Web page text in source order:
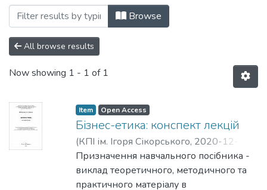
Browsing Навчально-методичні
Browse
All browse results
Now showing 1 - 1 of 1
Item Open Access
Бізнес-етика: конспект лекцій
(КПІ ім. Ігоря Сікорського, 2020-12-15
Дученко, Марина Михайлівна;Шевчук,
Олена Анатоліївна
Призначення навчального посібника -
виклад теоретичного, методичного та
практичного матеріалу в